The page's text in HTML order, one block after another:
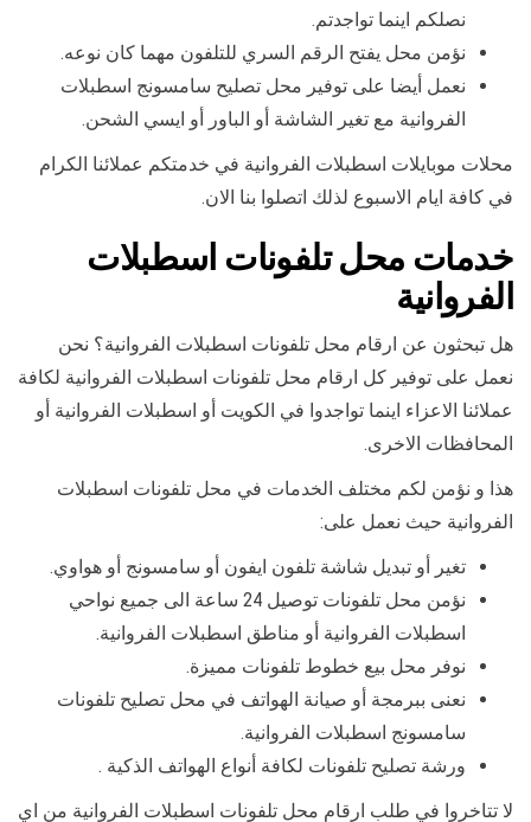
نصلكم اينما تواجدتم.
نؤمن محل يفتح الرقم السري للتلفون مهما كان نوعه.
نعمل أيضا على توفير محل تصليح سامسونج اسطبلات
الفروانية مع تغير الشاشة أو الباور أو ايسي الشحن.
محلات موبايلات اسطبلات الفروانية في خدمتكم عملائنا الكرام
في كافة ايام الاسبوع لذلك اتصلوا بنا الان.
خدمات محل تلفونات اسطبلات
الفروانية
هل تبحثون عن ارقام محل تلفونات اسطبلات الفروانية؟ نحن
نعمل على توفير كل ارقام محل تلفونات اسطبلات الفروانية لكافة
عملائنا الاعزاء اينما تواجدوا في الكويت أو اسطبلات الفروانية أو
المحافظات الاخرى.
هذا و نؤمن لكم مختلف الخدمات في محل تلفونات اسطبلات
الفروانية حيث نعمل على:
تغير أو تبديل شاشة تلفون ايفون أو سامسونج أو هواوي.
نؤمن محل تلفونات توصيل 24 ساعة الى جميع نواحي
اسطبلات الفروانية أو مناطق اسطبلات الفروانية.
نوفر محل بيع خطوط تلفونات مميزة.
نعنى ببرمجة أو صيانة الهواتف في محل تصليح تلفونات
سامسونج اسطبلات الفروانية.
ورشة تصليح تلفونات لكافة أنواع الهواتف الذكية .
لا تتاخروا في طلب ارقام محل تلفونات اسطبلات الفروانية من اي